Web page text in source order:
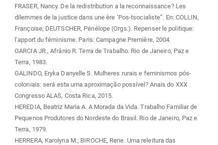
FRASER, Nancy. De la redistribution a la reconnaissance? Les
dilemmes de la justice dans une ère ‘Pos-tsocialiste”. En: COLLIN,
Françoise; DEUTSCHER, Pénélope (Orgs.). Repenser le politique:
l’apport du féminisme. Paris: Campagne Première, 2004.
GARCIA JR., Afrânio R. Terra de Trabalho. Rio de Janeiro, Paz e
Terra, 1983.
GALINDO, Eryka Danyelle S. Mulheres rurais e feminismos pós-
coloniais: será esta uma aproximação possível? Anais do XXX
Congresso ALAS, Costa Rica, 2015.
HEREDIA, Beatriz Maria A. A Morada da Vida. Trabalho Familiar de
Pequenos Produtores do Nordeste do Brasil. Rio de Janeiro, Paz e
Terra, 1979.
HERRERA, Karolyna M.; BIROCHE, Rene. Uma releitura das